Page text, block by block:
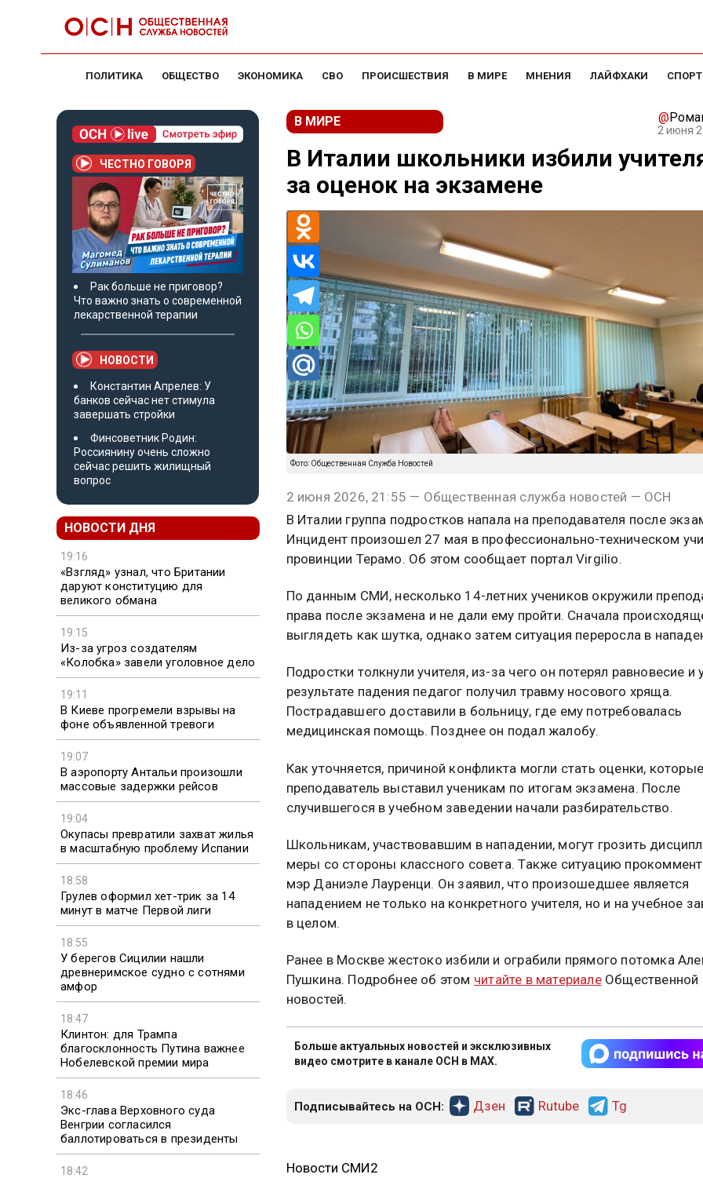
ПОЛИТИКА ОБЩЕСТВО ЭКОНОМИКА СВО ПРОИСШЕСТВИЯ В МИРЕ МНЕНИЯ ЛАЙФХАКИ СПОРТ
ЧЕСТНО ГОВОРЯ
Рак больше не приговор?
Что важно знать о современной
лекарственной терапии
НОВОСТИ
Константин Апрелев: У
банков сейчас нет стимула
завершать стройки
Финсоветник Родин:
Россиянину очень сложно
сейчас решить жилищный
вопрос
НОВОСТИ ДНЯ
19:16
«Взгляд» узнал, что Британии
даруют конституцию для
великого обмана
19:15
Из-за угроз создателям
«Колобка» завели уголовное дело
19:11
В Киеве прогремели взрывы на
фоне объявленной тревоги
19:07
В аэропорту Антальи произошли
массовые задержки рейсов
19:04
Окупасы превратили захват жилья
в масштабную проблему Испании
18:58
Грулев оформил хет-трик за 14
минут в матче Первой лиги
18:55
У берегов Сицилии нашли
древнеримское судно с сотнями
амфор
18:47
Клинтон: для Трампа
благосклонность Путина важнее
Нобелевской премии мира
18:46
Экс-глава Верховного суда
Венгрии согласился
баллотироваться в президенты
18:42
В МИРЕ @
2 июня
В Италии школьники избили
за оценок на экзамене
Фото: Общественная Служба Новостей
2 июня 2026, 21:55 — Общественная служба новостей — ОСН
В Италии группа подростков напала на преподавателя после
Инцидент произошел 27 мая в профессионально-техническом
провинции Терамо. Об этом сообщает портал Virgilio.
По данным СМИ, несколько 14-летних учеников окружили
права после экзамена и не дали ему пройти. Сначала
выглядеть как шутка, однако затем ситуация переросла в
Подростки толкнули учителя, из-за чего он потерял равновесие и
результате падения педагог получил травму носового хряща.
Пострадавшего доставили в больницу, где ему потребовалась
медицинская помощь. Позднее он подал жалобу.
Как уточняется, причиной конфликта могли стать оценки, которые
преподаватель выставил ученикам по итогам экзамена. После
случившегося в учебном заведении начали разбирательство.
Школьникам, участвовавшим в нападении, могут грозить
меры со стороны классного совета. Также ситуацию
мэр Даниэле Лауренци. Он заявил, что произошедшее является
нападением не только на конкретного учителя, но и на учебное
в целом.
Ранее в Москве жестоко избили и ограбили прямого потомка
Пушкина. Подробнее об этом читайте в материалеОбщественной
новостей.
Больше актуальных новостей и эксклюзивных
видео смотрите в канале ОСН в MAX.
Подписывайтесь на ОСН: Дзен Rutube Tg
Новости СМИ2